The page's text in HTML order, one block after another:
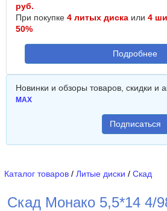
руб.
При покупке 4 литых диска или 4
50%
Подробнее
Новинки и обзоры товаров, скидки и
MAX
Подписаться
Каталог товаров / Литые диски / Скад
Скад Монако 5,5*14 4/